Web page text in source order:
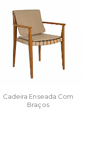
Cadeira Enseada Com
Braços